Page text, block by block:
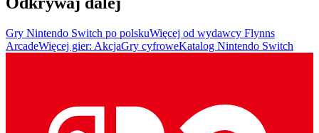
Gry Nintendo Switch po polskuWięcej od wydawcy Flynns
ArcadeWięcej gier: AkcjaGry cyfroweKatalog Nintendo Switch